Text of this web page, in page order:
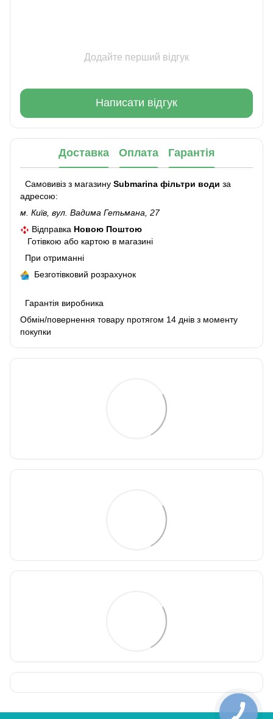
Додайте перший відгук
Написати відгук
Доставка Оплата Гарантія
Самовивіз з магазину Submarina фільтри води за
адресою:
м. Київ, вул. Вадима Гетьмана, 27
Відправка Новою Поштою
Готівкою або картою в магазині
При отриманні
Безготівковий розрахунок
Гарантія виробника
Обмін/повернення товару протягом 14 днів з моменту
покупки